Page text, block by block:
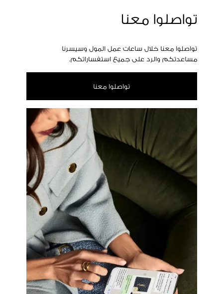
تواصلوا معنا
تواصلوا معنا خلال ساعات عمل المول وسيسرنا
مساعدتكم والرد على جميع استفساراتكم.
تواصلوا معنا